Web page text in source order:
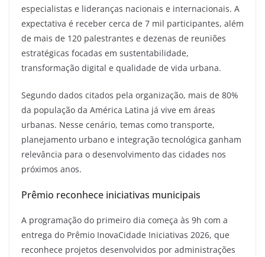
especialistas e lideranças nacionais e internacionais. A
expectativa é receber cerca de 7 mil participantes, além
de mais de 120 palestrantes e dezenas de reuniões
estratégicas focadas em sustentabilidade,
transformação digital e qualidade de vida urbana.
Segundo dados citados pela organização, mais de 80%
da população da América Latina já vive em áreas
urbanas. Nesse cenário, temas como transporte,
planejamento urbano e integração tecnológica ganham
relevância para o desenvolvimento das cidades nos
próximos anos.
Prêmio reconhece iniciativas municipais
A programação do primeiro dia começa às 9h com a
entrega do Prêmio InovaCidade Iniciativas 2026, que
reconhece projetos desenvolvidos por administrações